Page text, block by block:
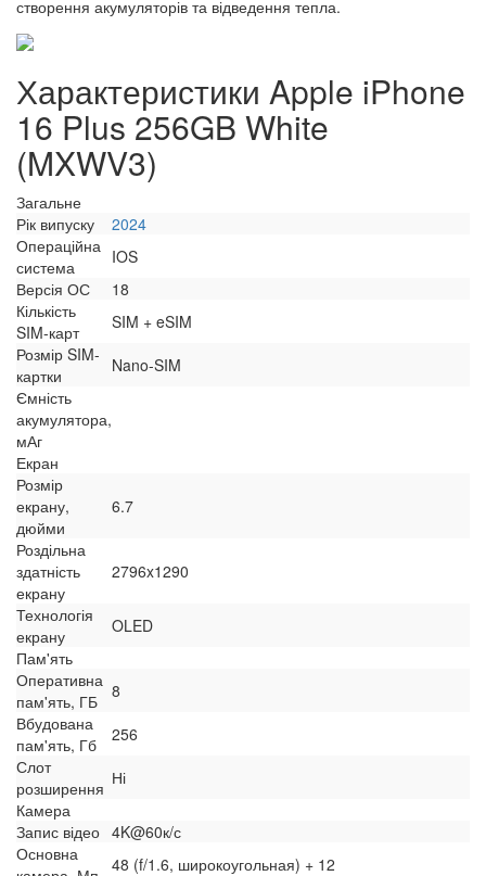
створення акумуляторів та відведення тепла.
Характеристики Apple iPhone
16 Plus 256GB White
(MXWV3)
Загальне
Рік випуску
2024
Операційна
система
IOS
Версія ОС
18
Кількість
SIM-карт
SIM + eSIM
Розмір SIM-
картки
Nano-SIM
Ємність
акумулятора,
мАг
Екран
Розмір
екрану,
дюйми
6.7
Роздільна
здатність
екрану
2796x1290
Технологія
екрану
OLED
Пам'ять
Оперативна
пам'ять, ГБ
8
Вбудована
пам'ять, Гб
256
Слот
розширення Ні
Камера
Запис відео 4K@60к/с
Основна
48 (f/1.6, широкоугольная) + 12